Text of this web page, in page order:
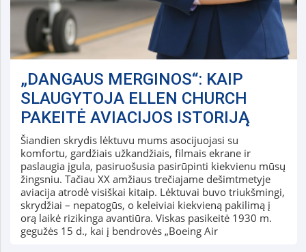
„DANGAUS MERGINOS“: KAIP
SLAUGYTOJA ELLEN CHURCH
PAKEITĖ AVIACIJOS ISTORIJĄ
Šiandien skrydis lėktuvu mums asocijuojasi su
komfortu, gardžiais užkandžiais, filmais ekrane ir
paslaugia įgula, pasiruošusia pasirūpinti kiekvienu mūsų
žingsniu. Tačiau XX amžiaus trečiajame dešimtmetyje
aviacija atrodė visiškai kitaip. Lėktuvai buvo triukšmingi,
skrydžiai – nepatogūs, o keleiviai kiekvieną pakilimą į
orą laikė rizikinga avantiūra. Viskas pasikeitė 1930 m.
gegužės 15 d., kai į bendrovės „Boeing Air